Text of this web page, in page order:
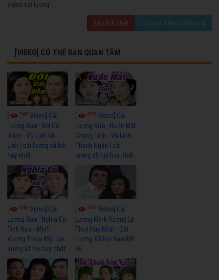
video cải lương".
Báo link chết Chia sẻ video cải lương
[VIDEO] CÓ THỂ BẠN QUAN TÂM
7685 Video] Cải
Lương Xưa : Đời Cô
Diễm - Vũ Linh Tài
Linh | cải lương xã hội
hay nhất
6935Video] Cải
Lương Xưa : Nước Mắt
Chung Tình - Vũ Linh
Thanh Ngân | cải
lương xã hội hay nhất
6080 Video] Cải
Lương Xưa : Nghĩa Cũ
Tình Xưa - Minh
Vương Thoại Mỹ | cải
lương xã hội hay nhất
6697Video] Cải
Lương Minh Vương Lệ
Thuỷ Hay Nhất - Cải
Lương Xã Hội Xưa Bất
Hủ